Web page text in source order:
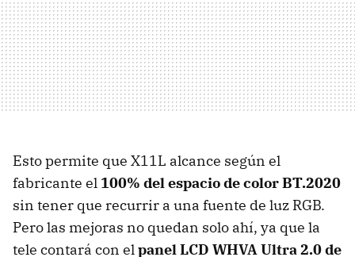
Esto permite que X11L alcance según el
fabricante el 100% del espacio de color BT.2020
sin tener que recurrir a una fuente de luz RGB.
Pero las mejoras no quedan solo ahí, ya que la
tele contará con elpanel LCD WHVA Ultra 2.0 de